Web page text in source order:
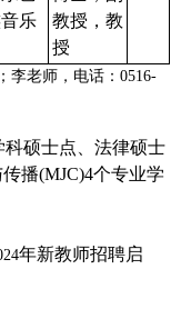
乐
教授，教
授
李老师，电话：0516-
硕士点、法律硕士
播(MJC)4个专业学
年新教师招聘启